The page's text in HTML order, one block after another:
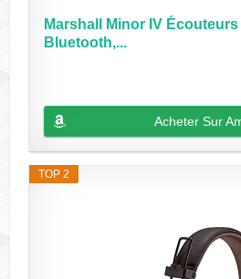
Marshall Minor IV Écouteurs
Bluetooth,...
Acheter Sur
TOP 2